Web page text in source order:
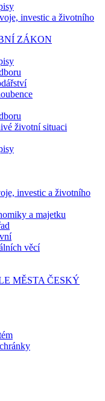
investic a životního
ZÁKON
životní situaci
investic a životního
a majetku
věcí
MĚSTA ČESKÝ